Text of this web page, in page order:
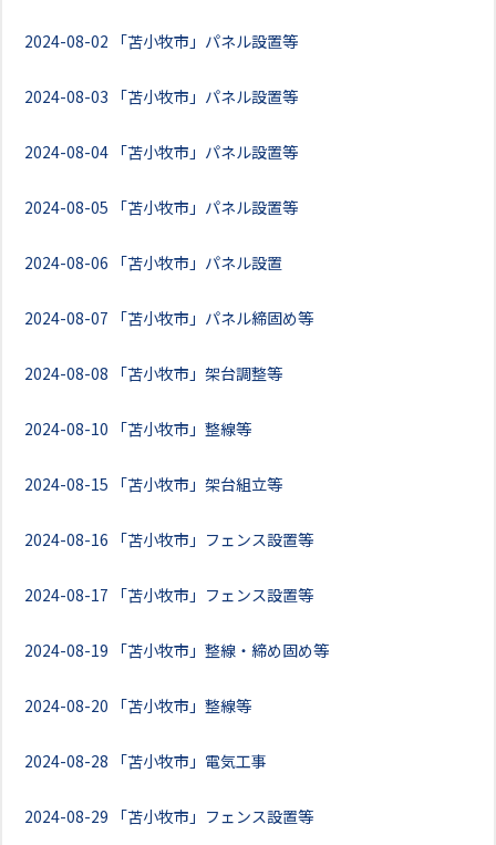
2024-08-02 「苫小牧市」パネル設置等
2024-08-03 「苫小牧市」パネル設置等
2024-08-04 「苫小牧市」パネル設置等
2024-08-05 「苫小牧市」パネル設置等
2024-08-06 「苫小牧市」パネル設置
2024-08-07 「苫小牧市」パネル締固め等
2024-08-08 「苫小牧市」架台調整等
2024-08-10 「苫小牧市」整線等
2024-08-15 「苫小牧市」架台組立等
2024-08-16 「苫小牧市」フェンス設置等
2024-08-17 「苫小牧市」フェンス設置等
2024-08-19 「苫小牧市」整線・締め固め等
2024-08-20 「苫小牧市」整線等
2024-08-28 「苫小牧市」電気工事
2024-08-29 「苫小牧市」フェンス設置等